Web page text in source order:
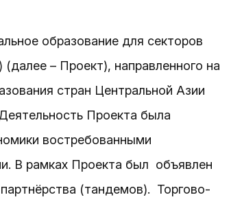
образование для секторов
– Проект), направленного на
стран Центральной Азии
Проекта была
востребованными
В рамках Проекта был объявлен
(тандемов). Торгово-